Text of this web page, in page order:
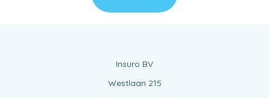
Insuro BV
Westlaan 215